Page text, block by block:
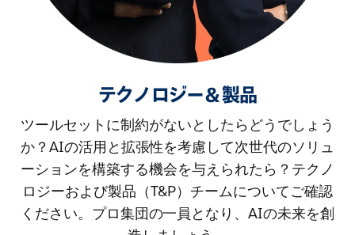
テクノロジー＆製品
ツールセットに制約がないとしたらどうでしょう
か？AIの活用と拡張性を考慮して次世代のソリュ
ーションを構築する機会を与えられたら？テクノ
ロジーおよび製品（T&P）チームについてご確認
ください。プロ集団の一員となり、AIの未来を創